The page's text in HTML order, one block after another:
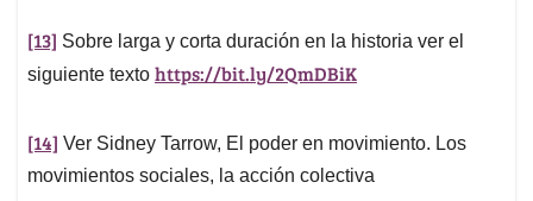
[13] Sobre larga y corta duración en la historia ver el
siguiente texto https://bit.ly/2QmDBiK
[14] Ver Sidney Tarrow, El poder en movimiento. Los
movimientos sociales, la acción colectiva